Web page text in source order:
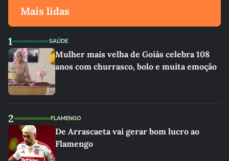
Mais lidas
1 SAÚDE
Mulher mais velha de Goiás celebra 108
anos com churrasco, bolo e muita emoção
2 FLAMENGO
De Arrascaeta vai gerar bom lucro ao
Flamengo